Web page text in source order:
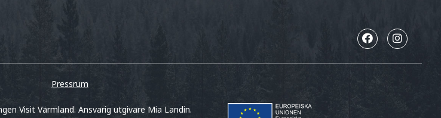
Pressrum
Visit Värmland. Ansvarig utgivare Mia Landin.